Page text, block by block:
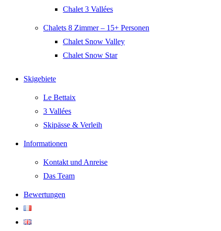
Chalet 3 Vallées
Chalets 8 Zimmer – 15+ Personen
Chalet Snow Valley
Chalet Snow Star
Skigebiete
Le Bettaix
3 Vallées
Skipässe & Verleih
Informationen
Kontakt und Anreise
Das Team
Bewertungen